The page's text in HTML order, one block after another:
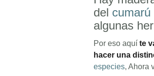
del cumarú
algunas
Por eso aquí te
hacer una
especies, Ahora